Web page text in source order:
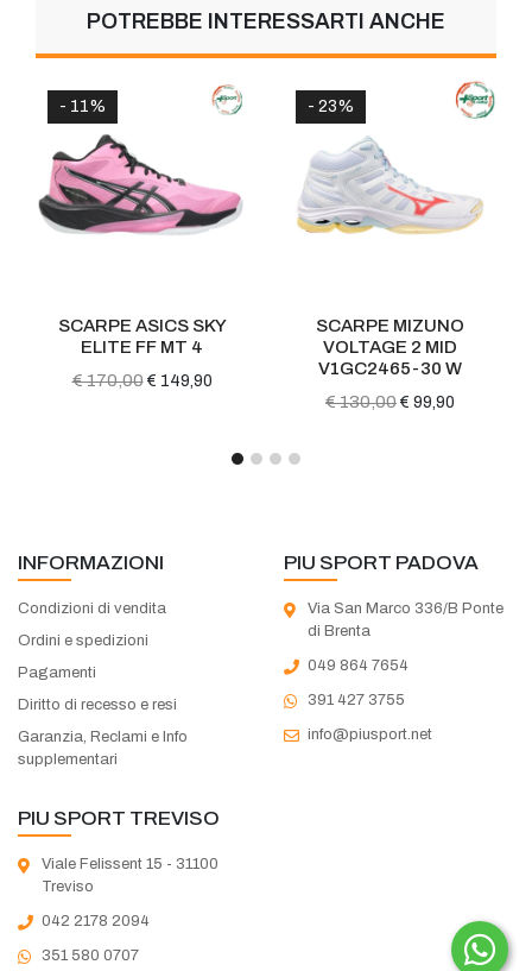
POTREBBE INTERESSARTI ANCHE
- 11%
SCARPE ASICS SKY
ELITE FF MT 4
€ 170,00 € 149,90
- 23%
SCARPE MIZUNO
VOLTAGE 2 MID
V1GC2465-30 W
€ 130,00 € 99,90
INFORMAZIONI
Condizioni di vendita
Ordini e spedizioni
Pagamenti
Diritto di recesso e resi
Garanzia, Reclami e Info
supplementari
PIU SPORT PADOVA
Via San Marco 336/B Ponte
di Brenta
049 864 7654
391 427 3755
info@piusport.net
PIU SPORT TREVISO
Viale Felissent 15 - 31100
Treviso
042 2178 2094
351 580 0707